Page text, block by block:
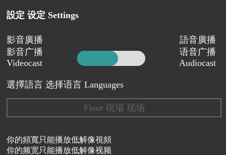
設定 设定 Settings
影音廣播
影音广播
Videocast
語音廣播
语音广播
Audiocast
選擇語言 选择语言 Languages
Floor 現場 现场
你的頻寬只能播放低解像視頻
你的频宽只能播放低解像视频